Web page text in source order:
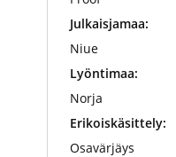
Julkaisjamaa:
Niue
Lyöntimaa:
Norja
Erikoiskäsittely:
Osavärjäys